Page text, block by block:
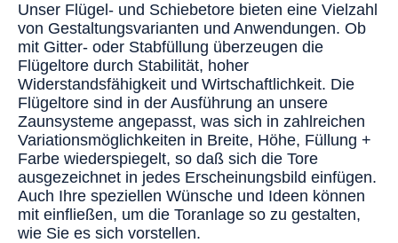
Unser Flügel- und Schiebetore bieten eine Vielzahl
von Gestaltungsvarianten und Anwendungen. Ob
mit Gitter- oder Stabfüllung überzeugen die
Flügeltore durch Stabilität, hoher
Widerstandsfähigkeit und Wirtschaftlichkeit. Die
Flügeltore sind in der Ausführung an unsere
Zaunsysteme angepasst, was sich in zahlreichen
Variationsmöglichkeiten in Breite, Höhe, Füllung +
Farbe wiederspiegelt, so daß sich die Tore
ausgezeichnet in jedes Erscheinungsbild einfügen.
Auch Ihre speziellen Wünsche und Ideen können
mit einfließen, um die Toranlage so zu gestalten,
wie Sie es sich vorstellen.